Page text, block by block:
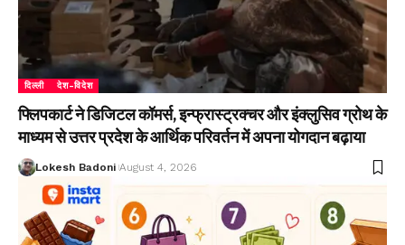
दिल्ली देश-विदेश
फ्लिपकार्ट ने डिजिटल कॉमर्स, इन्फ्रास्ट्रक्चर और इंक्लुसिव ग्रोथ के
माध्यम से उत्तर प्रदेश के आर्थिक परिवर्तन में अपना योगदान बढ़ाया
Lokesh Badoni August 4, 2026